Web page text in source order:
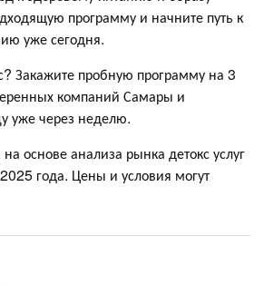
программу и начните путь к
уже сегодня.
Закажите пробную программу на 3
компаний Самары и
уже через неделю.
основе анализа рынка детокс услуг
года. Цены и условия могут